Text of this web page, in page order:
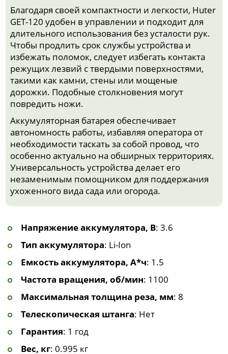
Благодаря своей компактности и легкости, Huter
GET-120 удобен в управлении и подходит для
длительного использования без усталости рук.
Чтобы продлить срок службы устройства и
избежать поломок, следует избегать контакта
режущих лезвий с твердыми поверхностями,
такими как камни, стены или мощеные
дорожки. Подобные столкновения могут
повредить ножи.
Аккумуляторная батарея обеспечивает
автономность работы, избавляя оператора от
необходимости таскать за собой провод, что
особенно актуально на обширных территориях.
Универсальность устройства делает его
незаменимым помощником для поддержания
ухоженного вида сада или огорода.
Напряжение аккумулятора, В: 3.6
Тип аккумулятора: Li-Ion
Емкость аккумулятора, А*ч: 1.5
Частота вращения, об/мин: 1100
Максимальная толщина реза, мм: 8
Телескопическая штанга: Нет
Гарантия: 1 год
Вес, кг: 0.995 кг